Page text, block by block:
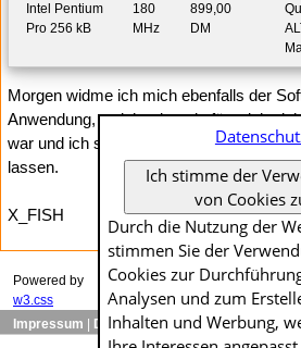
Intel Pentium
Pro 256 kB
180
MHz
899,00
DM
Morgen widme ich mich ebenfalls der
Anwendung, welche damals für mich
war und ich sie auch heute noch
lassen.
X_FISH
Das Generieren dieser Seite
Powered by
w3.css
Impressum
Datenschutzerklärung
Ich stimme der
von Cookies
Durch die Nutzung der
stimmen Sie der
Cookies zur
Analysen und zum
Inhalten und Werbung,